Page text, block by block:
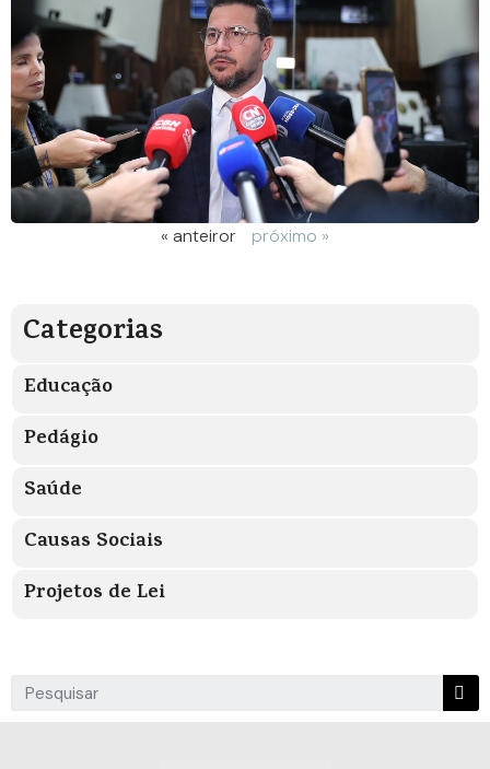
« anteiror próximo »
Categorias
Educação
Pedágio
Saúde
Causas Sociais
Projetos de Lei